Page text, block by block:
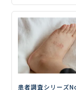
治療状況を調査―
患者調査シリーズ